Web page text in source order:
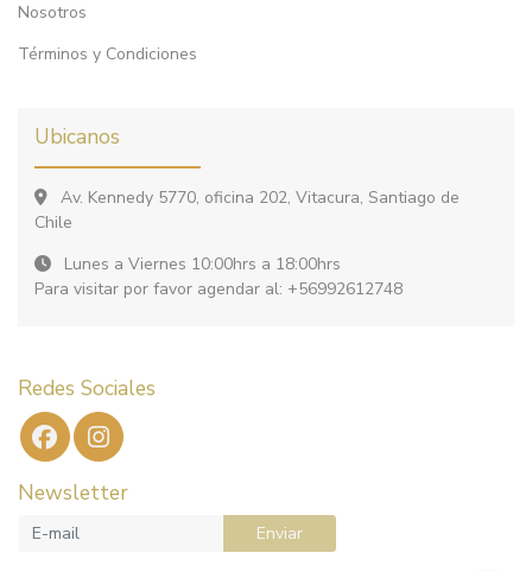
Nosotros
Términos y Condiciones
Ubicanos
Av. Kennedy 5770, oficina 202, Vitacura, Santiago de
Chile
Lunes a Viernes 10:00hrs a 18:00hrs
Para visitar por favor agendar al: +56992612748
Redes Sociales
Newsletter
Enviar